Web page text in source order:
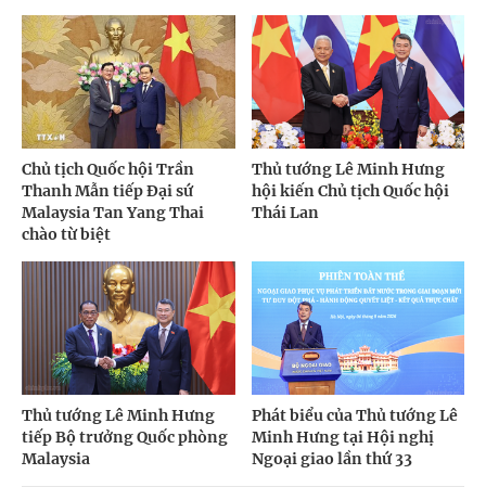
Chủ tịch Quốc hội Trần
Thanh Mẫn tiếp Đại sứ
Malaysia Tan Yang Thai
chào từ biệt
Thủ tướng Lê Minh Hưng
hội kiến Chủ tịch Quốc hội
Thái Lan
Thủ tướng Lê Minh Hưng
tiếp Bộ trưởng Quốc phòng
Malaysia
Phát biểu của Thủ tướng Lê
Minh Hưng tại Hội nghị
Ngoại giao lần thứ 33